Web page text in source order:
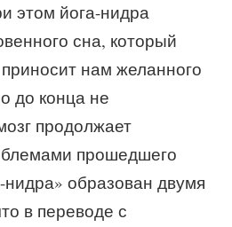
этом йога-нидра
сна, который
нам желанного
до конца не
продолжает
прошедшего
образован двумя
в переводе с